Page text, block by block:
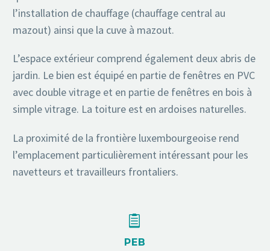
l’installation de chauffage (chauffage central au
mazout) ainsi que la cuve à mazout.
L’espace extérieur comprend également deux abris de
jardin. Le bien est équipé en partie de fenêtres en PVC
avec double vitrage et en partie de fenêtres en bois à
simple vitrage. La toiture est en ardoises naturelles.
La proximité de la frontière luxembourgeoise rend
l’emplacement particulièrement intéressant pour les
navetteurs et travailleurs frontaliers.


PEB